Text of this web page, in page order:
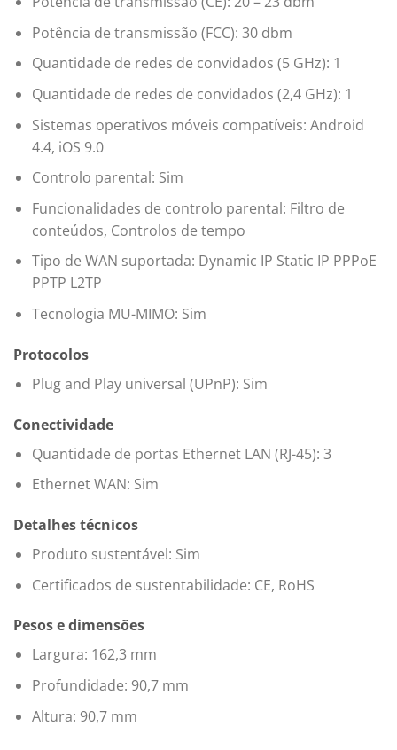
Potência de transmissão (FCC): 30 dbm
Quantidade de redes de convidados (5 GHz): 1
Quantidade de redes de convidados (2,4 GHz): 1
Sistemas operativos móveis compatíveis: Android
4.4, iOS 9.0
Controlo parental: Sim
Funcionalidades de controlo parental: Filtro de
conteúdos, Controlos de tempo
Tipo de WAN suportada: Dynamic IP Static IP PPPoE
PPTP L2TP
Tecnologia MU-MIMO: Sim
Protocolos
Plug and Play universal (UPnP): Sim
Conectividade
Quantidade de portas Ethernet LAN (RJ-45): 3
Ethernet WAN: Sim
Detalhes técnicos
Produto sustentável: Sim
Certificados de sustentabilidade: CE, RoHS
Pesos e dimensões
Largura: 162,3 mm
Profundidade: 90,7 mm
Altura: 90,7 mm